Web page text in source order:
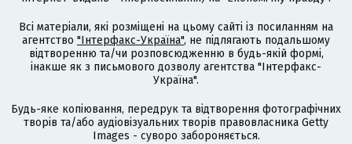
Всі матеріали, які розміщені на цьому сайті із посиланням на
агентство "Інтерфакс-Україна", не підлягають подальшому
відтворенню та/чи розповсюдженню в будь-якій формі,
інакше як з письмового дозволу агентства "Інтерфакс-
Україна".
Будь-яке копіювання, передрук та відтворення фотографічних
творів та/або аудіовізуальних творів правовласника Getty
Images - суворо забороняється.